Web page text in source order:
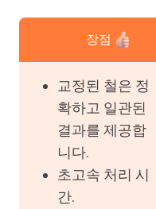
장점
교정된 철은 정
확하고 일관된
결과를 제공합
니다.
초고속 처리 시
간.